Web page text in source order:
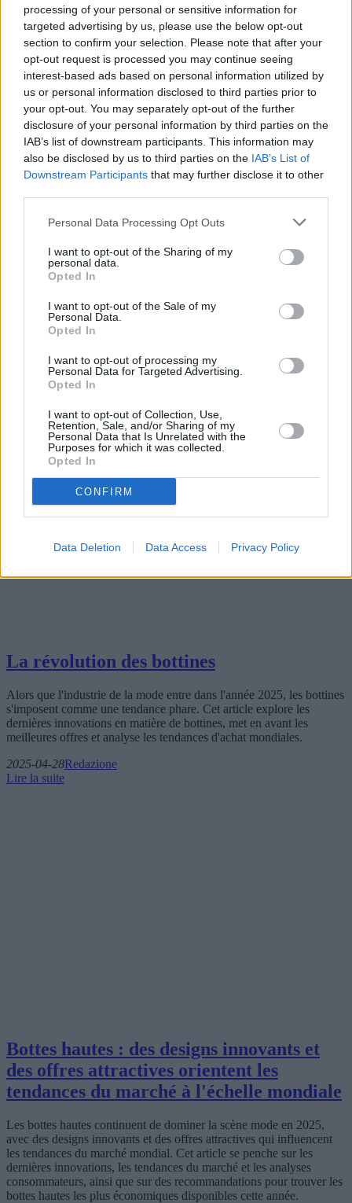
processing of your personal or sensitive information for
targeted advertising by us, please use the below opt-out
section to confirm your selection. Please note that after your
opt-out request is processed you may continue seeing
interest-based ads based on personal information utilized by
us or personal information disclosed to third parties prior to
your opt-out. You may separately opt-out of the further
disclosure of your personal information by third parties on the
IAB’s list of downstream participants. This information may
also be disclosed by us to third parties on the IAB’s List of
Downstream Participants that may further disclose it to other
Personal Data Processing Opt Outs
I want to opt-out of the Sharing of my
personal data.
Opted In
I want to opt-out of the Sale of my
Personal Data.
Opted In
I want to opt-out of processing my
Personal Data for Targeted Advertising.
Opted In
I want to opt-out of Collection, Use,
Retention, Sale, and/or Sharing of my
Personal Data that Is Unrelated with the
Purposes for which it was collected.
Opted In
CONFIRM
Data Deletion Data Access Privacy Policy
Tendances et perspectives du marché
mondial des sandales pour hommes
Découvrez les dernières tendances en matière de sandales pour
hommes, notamment leurs designs innovants, leurs offres et leurs
préférences géographiques. Découvrez l'équilibre entre style, confort
2025-04-28Redazione
Lire la suite
La révolution des bottines
Alors que l'industrie de la mode entre dans l'année 2025, les bottines
s'imposent comme une tendance phare. Cet article explore les
dernières innovations en matière de bottines, met en avant les
meilleures offres et analyse les tendances d'achat mondiales.
2025-04-28Redazione
Lire la suite
Bottes hautes : des designs innovants et
des offres attractives orientent les
tendances du marché à l'échelle mondiale
Les bottes hautes continuent de dominer la scène mode en 2025,
avec des designs innovants et des offres attractives qui influencent
les tendances du marché mondial. Cet article se penche sur les
dernières innovations, les tendances du marché et les analyses
consommateurs, ainsi que sur des recommandations pour trouver les
bottes hautes les plus économiques disponibles cette année.